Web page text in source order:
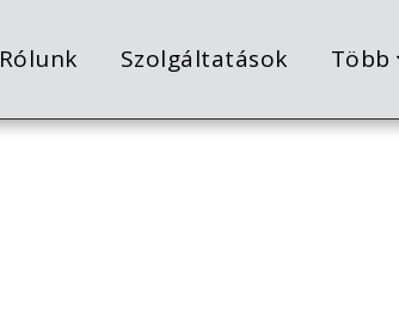
Rólunk Szolgáltatások Több